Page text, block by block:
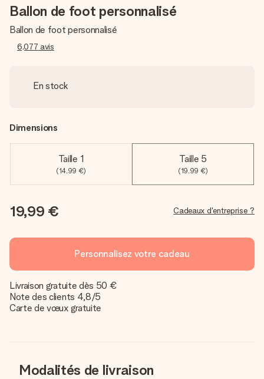
Ballon de foot personnalisé
Ballon de foot personnalisé
6,077 avis
En stock
Dimensions
Taille 1
(14,99 €)
Taille 5
(19,99 €)
19,99 € Cadeaux d'entreprise ?
Personnalisez votre cadeau
Livraison gratuite dès 50 €
Note des clients 4,8/5
Carte de vœux gratuite
Modalités de livraison